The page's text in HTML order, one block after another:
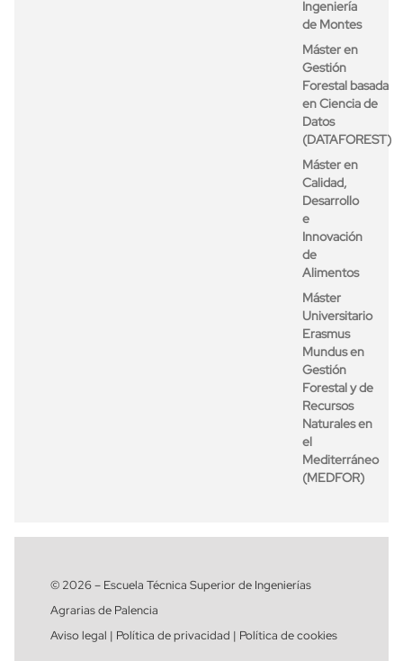
Ingeniería
de Montes
Máster en
Gestión
Forestal basada
en Ciencia de
Datos
(DATAFOREST)
Máster en
Calidad,
Desarrollo
e
Innovación
de
Alimentos
Máster
Universitario
Erasmus
Mundus en
Gestión
Forestal y de
Recursos
Naturales en
el
Mediterráneo
(MEDFOR)
© 2026 – Escuela Técnica Superior de Ingenierías
Agrarias de Palencia
Aviso legal | Política de privacidad | Política de cookies